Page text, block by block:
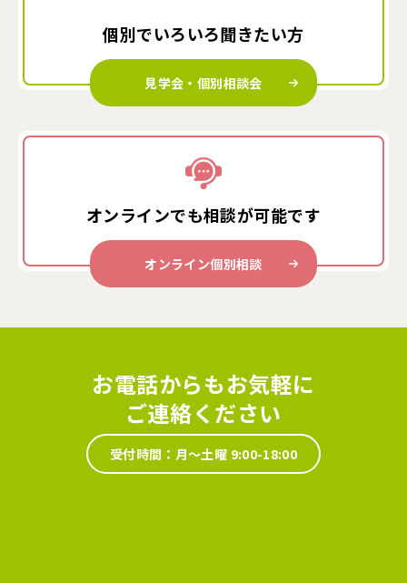
個別でいろいろ聞きたい方
見学会・個別相談会
オンラインでも相談が可能です
オンライン個別相談
お電話からもお気軽に
ご連絡ください
受付時間：月～土曜 9:00-18:00